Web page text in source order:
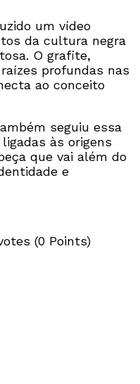
um vídeo
da cultura negra
O grafite,
profundas nas
ao conceito
seguiu essa
às origens
que vai além do
e
(0 Points)